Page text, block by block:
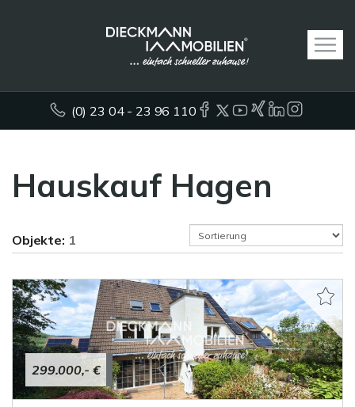
(0) 23 04 - 23 96 110
Hauskauf Hagen
Objekte: 1
299.000,- €